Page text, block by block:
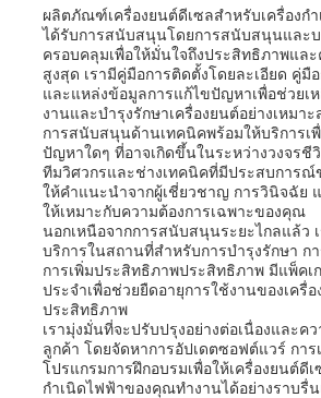
ผลิตภัณฑ์เครื่องยนต์ดีเซลสำหรับเครื่องกำ
ได้รับการสนับสนุนโดยการสนับสนุนและ
ครอบคลุมเพื่อให้มั่นใจถึงประสิทธิภาพแล
สูงสุด เรามีคู่มือการติดตั้งโดยละเอียด คู่มื
และแหล่งข้อมูลการแก้ไขปัญหาเพื่อช่วยเ
งานและบำรุงรักษาเครื่องยนต์อย่างเหมาะ
การสนับสนุนด้านเทคนิคพร้อมให้บริการเ
ปัญหาใดๆ ที่อาจเกิดขึ้นในระหว่างวงจรชี
ทีมวิศวกรและช่างเทคนิคที่มีประสบการณ์
ให้คำแนะนำจากผู้เชี่ยวชาญ การวินิจฉัย
ให้เหมาะกับความต้องการเฉพาะของคุณ
นอกเหนือจากการสนับสนุนระยะไกลแล้ว
บริการในสถานที่สำหรับการบำรุงรักษา ก
การเพิ่มประสิทธิภาพประสิทธิภาพ มีแพ็คเ
ประจำเพื่อช่วยยืดอายุการใช้งานของเครื่
ประสิทธิภาพ
เรามุ่งมั่นที่จะปรับปรุงอย่างต่อเนื่องและค
ลูกค้า โดยจัดหาการอัปเดตซอฟต์แวร์ กา
โปรแกรมการฝึกอบรมเพื่อให้เครื่องยนต์ดีเ
กำเนิดไฟฟ้าของคุณทำงานได้อย่างราบรื่